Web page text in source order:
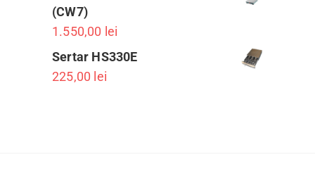
(CW7)
1.550,00 lei
Sertar HS330E
225,00 lei